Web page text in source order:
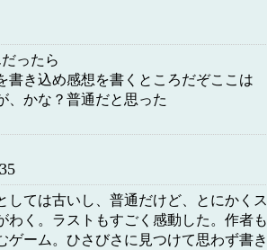
ったら
書き込め感想を書くところだぞここは
、かな？普通だと思った
しては古いし、普通だけど、とにかく
わく。ラストもすごく感動した。作者
ゲーム。ひさびさに見つけて思わず書